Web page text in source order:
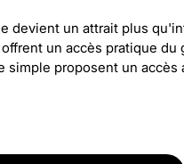
devient un attrait plus
un accès pratique
proposent un